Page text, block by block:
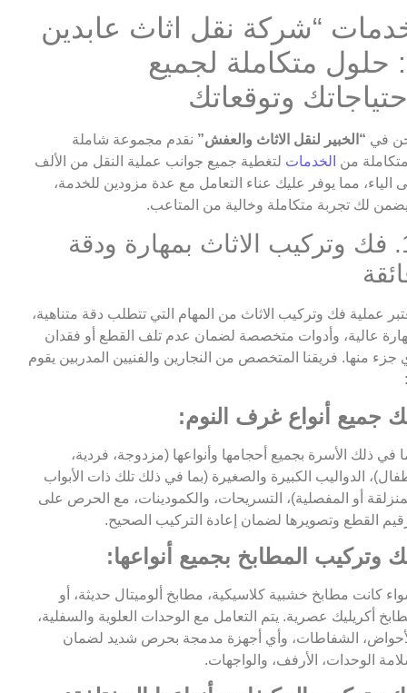
“شركة نقل اثاث عابدين
حلول متكاملة لجميع
وتوقعاتك
في “الخبير لنقل الاثاث والعفش” نقدم مجموعة شاملة
من الخدمات لتغطية جميع جوانب عملية النقل من الألف
الياء، مما يوفر عليك عناء التعامل مع عدة مزودين للخدمة،
لك تجربة متكاملة وخالية من المتاعب.
1. فك وتركيب الاثاث بمهارة ودقة
عملية فك وتركيب الاثاث من المهام التي تتطلب دقة متناهية،
عالية، وأدوات متخصصة لضمان عدم تلف القطع أو فقدان
جزء منها. فريقنا المتخصص من النجارين والفنيين المدربين يقوم
جميع أنواع غرف النوم:
في ذلك الأسرة بجميع أحجامها وأنواعها (مزدوجة، فردية،
الدواليب الكبيرة والصغيرة (بما في ذلك تلك ذات الأبواب
أو المفصلية)، التسريحات، والكمودينات، مع الحرص على
القطع وتصويرها لضمان إعادة التركيب الصحيح.
وتركيب المطابخ بجميع أنواعها:
كانت مطابخ خشبية كلاسيكية، مطابخ ألوميتال حديثة، أو
أكريليك عصرية. يتم التعامل مع الوحدات العلوية والسفلية،
الشفاطات، وأي أجهزة مدمجة بحرص شديد لضمان
الوحدات، الأرفف، والواجهات.